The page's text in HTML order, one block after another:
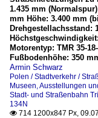
1.435 mm (Normalspur)
mm Höhe: 3.400 mm
Drehgestellachsstand:
Motorentyp: TMR 35-
Fußbodenhöhe: 350
Armin Schwarz
Polen / Stadtverkehr /
Museen, Ausstellungen
Stadt- und Straßenbahn
134N
 714 1200x847 Px,